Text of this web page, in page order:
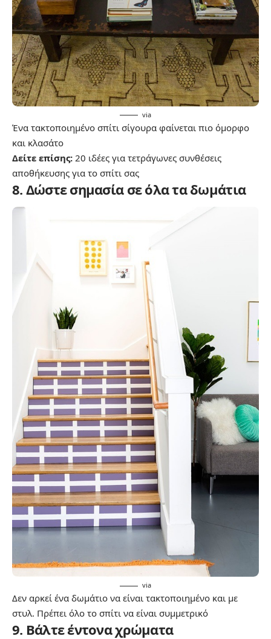
via
Ένα τακτοποιημένο σπίτι σίγουρα φαίνεται πιο όμορφο
και κλασάτο
Δείτε επίσης: 20 ιδέες για τετράγωνες συνθέσεις
αποθήκευσης για το σπίτι σας
8. Δώστε σημασία σε όλα τα δωμάτια
via
Δεν αρκεί ένα δωμάτιο να είναι τακτοποιημένο και με
στυλ. Πρέπει όλο το σπίτι να είναι συμμετρικό
9. Βάλτε έντονα χρώματα